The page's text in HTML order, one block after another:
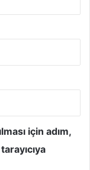
için adım,